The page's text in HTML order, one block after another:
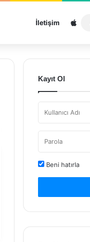
İletişim
Kayıt Ol
Beni hatırla